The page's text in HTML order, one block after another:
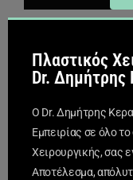
Πλαστικός
Dr. Δημήτρης
Ο Dr. Δημήτρης
Εμπειρίας σε όλο
Χειρουργικής, σας
Αποτέλεσμα,